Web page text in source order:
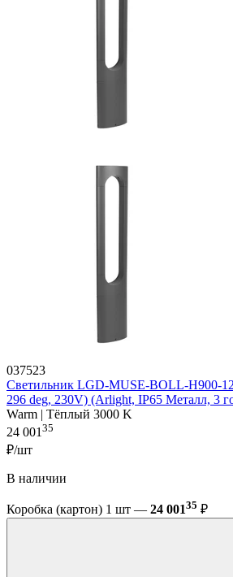
037523
Светильник LGD-MUSE-BOLL-H900-
296 deg, 230V) (Arlight, IP65 Металл, 3
Warm | Тёплый 3000 K
24 00135
₽/шт
В наличии
Коробка (картон) 1 шт — 24 00135 ₽